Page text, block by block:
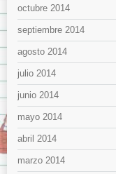
octubre 2014
septiembre 2014
agosto 2014
julio 2014
junio 2014
mayo 2014
abril 2014
marzo 2014